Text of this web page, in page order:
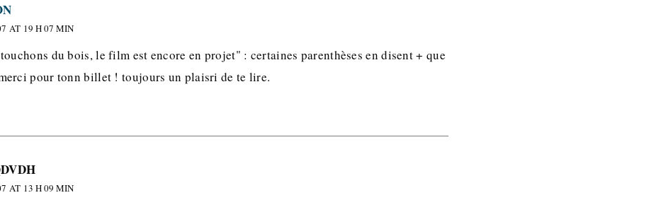
AT 19 H 07 MIN
du bois, le film est encore en projet" : certaines parenthèses en disent + que
pour tonn billet ! toujours un plaisri de te lire.
AT 13 H 09 MIN